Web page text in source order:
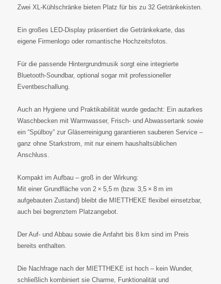
Zwei XL-Kühlschränke bieten Platz für bis zu 32 Getränkekisten.
Ein großes LED-Display präsentiert die Getränkekarte, das
eigene Firmenlogo oder romantische Hochzeitsfotos.
Für die passende Hintergrundmusik sorgt eine integrierte
Bluetooth-Soundbar, optional sogar mit professioneller
Eventbeschallung.
Auch an Hygiene und Praktikabilität wurde gedacht: Ein autarkes
Waschbecken mit Warmwasser, Frisch- und Abwassertank sowie
ein “Spülboy” zur Gläserreinigung garantieren sauberen Service –
ganz ohne Starkstrom, mit nur einem haushaltsüblichen
Anschluss.
Kompakt im Aufbau – groß in der Wirkung:
Mit einer Grundfläche von 2 × 5,5 m (bzw. 3,5 × 8 m im
aufgebauten Zustand) bleibt die MIETTHEKE flexibel einsetzbar,
auch bei begrenztem Platzangebot.
Der Auf- und Abbau sowie die Anfahrt bis 8 km sind im Preis
bereits enthalten.
Die Nachfrage nach der MIETTHEKE ist hoch – kein Wunder,
schließlich kombiniert sie Charme, Funktionalität und